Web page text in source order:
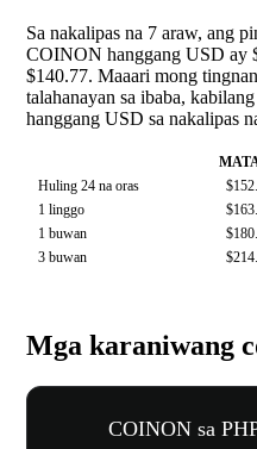
Sa nakalipas na 7 araw, ang
COINON hanggang USD ay
$140.77. Maaari mong
talahanayan sa ibaba,
hanggang USD sa nakalipas
Huling 24 na oras
1 linggo
1 buwan
3 buwan
Mga karaniwang
COINON sa